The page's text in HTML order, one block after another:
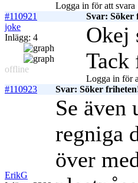
Logga in för att svara
#110921
Svar: Söker
joke
Inlägg: 4
offline
Okej
Tack
Logga in för
#110923
Svar: Söker
ErikG
Se
regniga
över